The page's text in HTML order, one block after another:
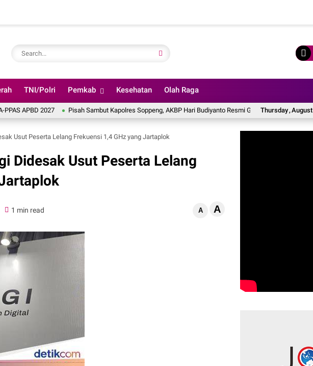
TNI/Polri Pemkab Kesehatan Olah Raga
Thursday,August
2027 Pisah Sambut Kapolres Soppeng, AKBP Hari Budiyanto Resmi Gantikan AKBP Aditya Pradana
Usut Peserta Lelang Frekuensi 1,4 GHz yang Jartaplok
Didesak Usut Peserta Lelang
1 min read A A